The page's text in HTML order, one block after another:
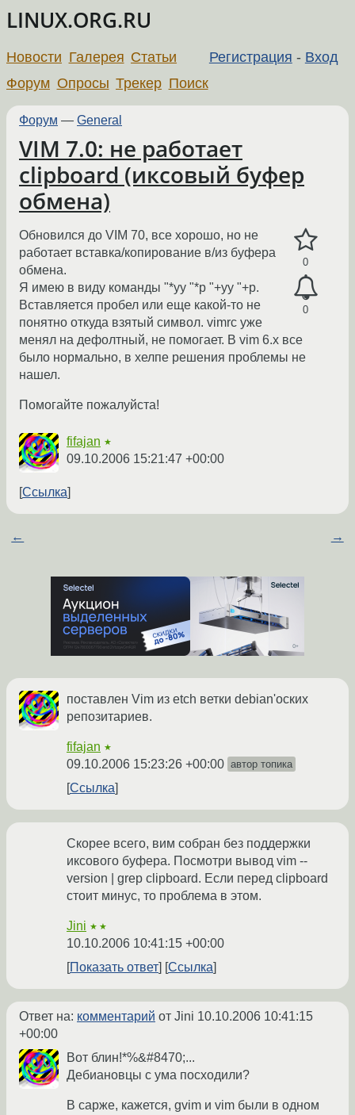
LINUX.ORG.RU
Регистрация - Вход
Новости Галерея Статьи
Форум Опросы Трекер Поиск
Форум — General
VIM 7.0: не работает
clipboard (иксовый буфер
обмена)
0
0
Обновился до VIM 70, все хорошо, но не
работает вставка/копирование в/из буфера
обмена.
Я имею в виду команды "*yy "*p "+yy "+p.
Вставляется пробел или еще какой-то не
понятно откуда взятый символ. vimrc уже
менял на дефолтный, не помогает. В vim 6.x все
было нормально, в хелпе решения проблемы не
нашел.
Помогайте пожалуйста!
fifajan ★
09.10.2006 15:21:47 +00:00
Ссылка
← →
поставлен Vim из etch ветки debian'оских
репозитариев.
fifajan ★
09.10.2006 15:23:26 +00:00 автор топика
Ссылка
Скорее всего, вим собран без поддержки
иксового буфера. Посмотри вывод vim --
version | grep clipboard. Если перед clipboard
стоит минус, то проблема в этом.
Jini ★★
10.10.2006 10:41:15 +00:00
Показать ответ
Ссылка
Ответ на: комментарий от Jini 10.10.2006 10:41:15
+00:00
Вот блин!*%&#8470;...
Дебиановцы с ума посходили?
В сарже, кажется, gvim и vim были в одном